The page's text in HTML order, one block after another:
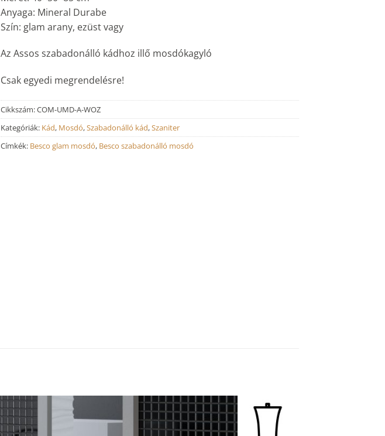
Anyaga: Mineral Durabe
Szín: glam arany, ezüst vagy
Az Assos szabadonálló kádhoz illő mosdókagyló
Csak egyedi megrendelésre!
Cikkszám:COM-UMD-A-WOZ
Kategóriák: Kád, Mosdó,Szabadonálló kád,Szaniter
Címkék: Besco glam mosdó, Besco szabadonálló mosdó